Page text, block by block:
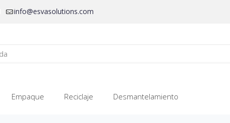
info@esvasolutions.com
Empaque Reciclaje Desmantelamiento